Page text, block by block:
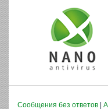
Сообщения без ответов